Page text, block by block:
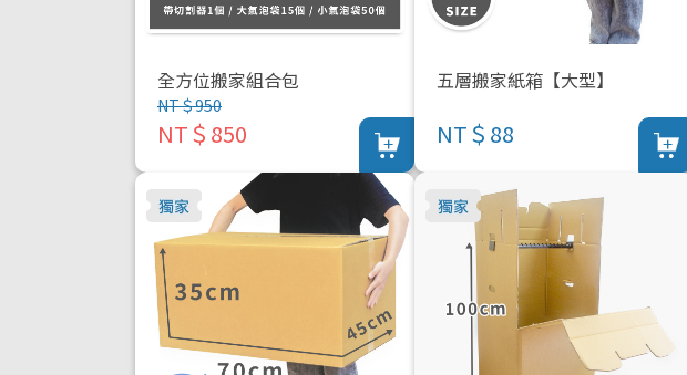
全方位搬家組合包
NT＄950
NT＄850
五層搬家紙箱【大型】
NT＄88